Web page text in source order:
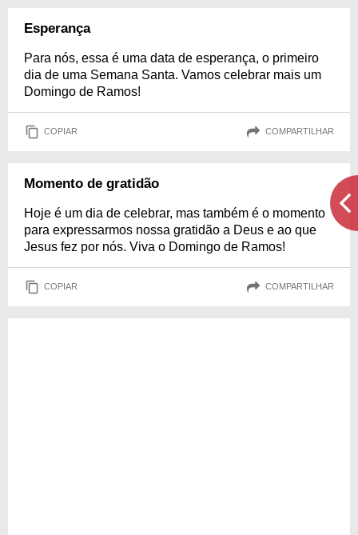
Esperança
Para nós, essa é uma data de esperança, o primeiro
dia de uma Semana Santa. Vamos celebrar mais um
Domingo de Ramos!
COPIAR COMPARTILHAR
Momento de gratidão
Hoje é um dia de celebrar, mas também é o momento
para expressarmos nossa gratidão a Deus e ao que
Jesus fez por nós. Viva o Domingo de Ramos!
COPIAR COMPARTILHAR